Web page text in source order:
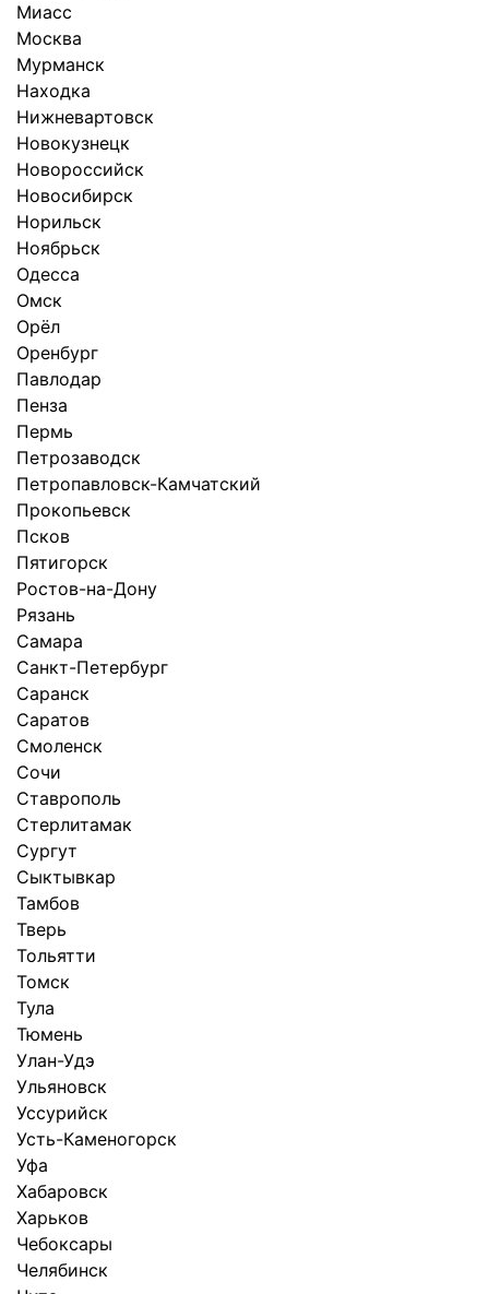
Миасс
Москва
Мурманск
Находка
Нижневартовск
Новокузнецк
Новороссийск
Новосибирск
Норильск
Ноябрьск
Одесса
Омск
Орёл
Оренбург
Павлодар
Пенза
Пермь
Петрозаводск
Петропавловск-Камчатский
Прокопьевск
Псков
Пятигорск
Ростов-на-Дону
Рязань
Самара
Санкт-Петербург
Саранск
Саратов
Смоленск
Сочи
Ставрополь
Стерлитамак
Сургут
Сыктывкар
Тамбов
Тверь
Тольятти
Томск
Тула
Тюмень
Улан-Удэ
Ульяновск
Уссурийск
Усть-Каменогорск
Уфа
Хабаровск
Харьков
Чебоксары
Челябинск